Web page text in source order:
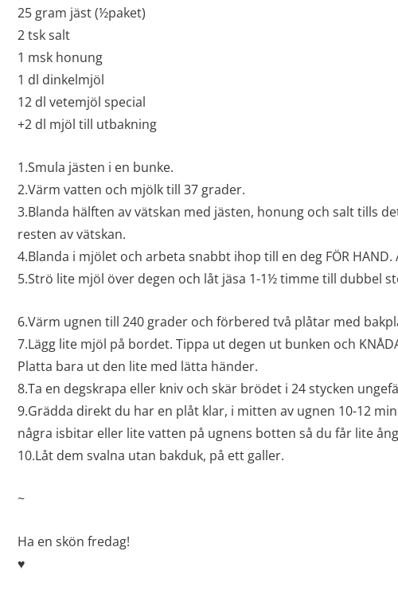
25 gram jäst (½paket)
2 tsk salt
1 msk honung
1 dl dinkelmjöl
12 dl vetemjöl special
+2 dl mjöl till utbakning
1.Smula jästen i en bunke.
2.Värm vatten och mjölk till 37 grader.
3.Blanda hälften av vätskan med jästen, honung och salt tills
resten av vätskan.
4.Blanda i mjölet och arbeta snabbt ihop till en deg FÖR
5.Strö lite mjöl över degen och låt jäsa 1-1½ timme till dubbel
6.Värm ugnen till 240 grader och förbered två plåtar med
7.Lägg lite mjöl på bordet. Tippa ut degen ut bunken och
Platta bara ut den lite med lätta händer.
8.Ta en degskrapa eller kniv och skär brödet i 24 stycken
9.Grädda direkt du har en plåt klar, i mitten av ugnen 10-12
några isbitar eller lite vatten på ugnens botten så du får lite
10.Låt dem svalna utan bakduk, på ett galler.
~
Ha en skön fredag!
♥